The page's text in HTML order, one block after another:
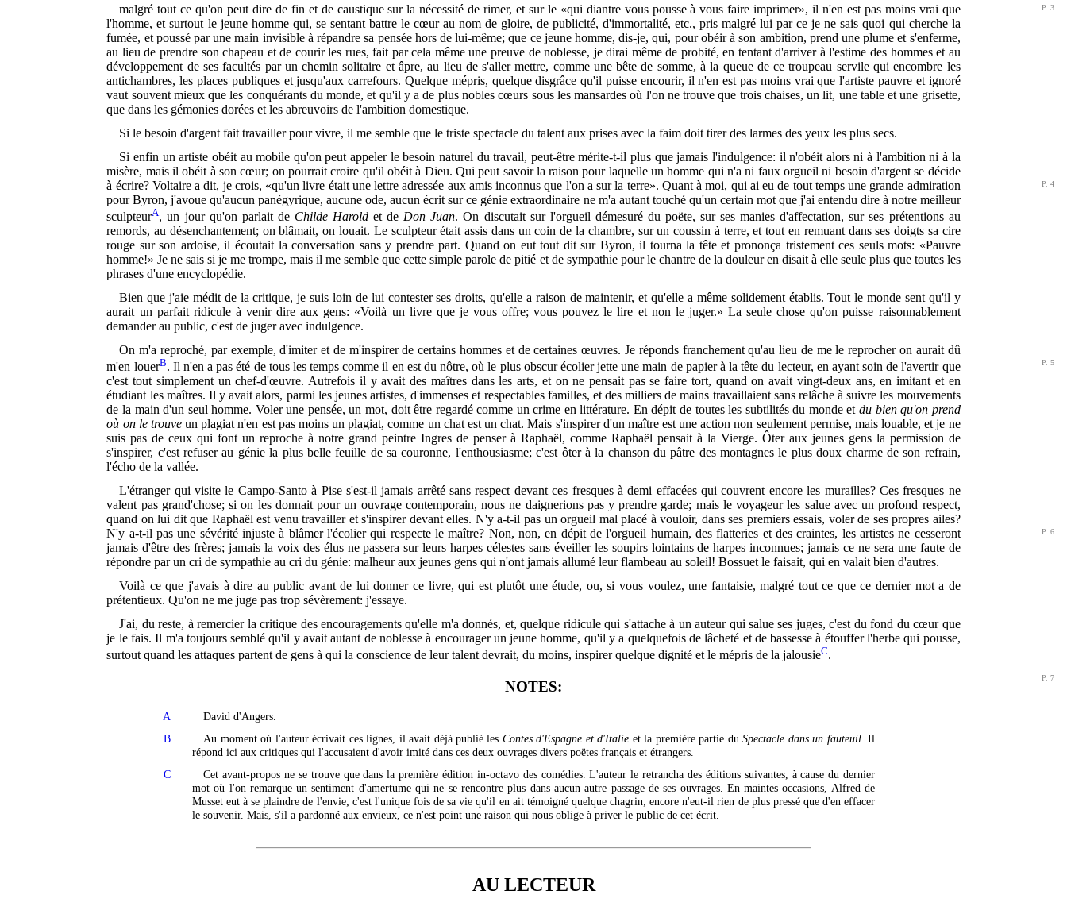
malgré tout ce qu'on peut dire de fin et de caustique sur la nécessité de rimer, et sur le «qui diantre vous pousse à
P. 3
vous faire imprimer», il n'en est pas moins vrai que
l'homme, et surtout le jeune homme qui, se sentant battre le cœur au nom de gloire, de publicité, d'immortalité, etc., pris malgré lui par ce je ne sais quoi qui cherche la
fumée, et poussé par une main invisible à répandre sa pensée hors de lui-même; que ce jeune homme, dis-je, qui, pour obéir à son ambition, prend une plume et s'enferme,
au lieu de prendre son chapeau et de courir les rues, fait par cela même une preuve de noblesse, je dirai même de probité, en tentant d'arriver à l'estime des hommes et au
développement de ses facultés par un chemin solitaire et âpre, au lieu de s'aller mettre, comme une bête de somme, à la queue de ce troupeau servile qui encombre les
antichambres, les places publiques et jusqu'aux carrefours. Quelque mépris, quelque disgrâce qu'il puisse encourir, il n'en est pas moins vrai que l'artiste pauvre et ignoré
vaut souvent mieux que les conquérants du monde, et qu'il y a de plus nobles cœurs sous les mansardes où l'on ne trouve que trois chaises, un lit, une table et une grisette,
que dans les gémonies dorées et les abreuvoirs de l'ambition domestique.
Si le besoin d'argent fait travailler pour vivre, il me semble que le triste spectacle du talent aux prises avec la faim doit tirer des larmes des yeux les plus secs.
Si enfin un artiste obéit au mobile qu'on peut appeler le besoin naturel du travail, peut-être mérite-t-il plus que jamais l'indulgence: il n'obéit alors ni à l'ambition ni à la
misère, mais il obéit à son cœur; on pourrait croire qu'il obéit à Dieu. Qui peut savoir la raison pour laquelle un homme qui n'a ni faux orgueil ni besoin d'argent se décide
à écrire? Voltaire a dit, je crois, «qu'un livre était une lettre adressée aux amis inconnus que l'on a sur la terre». Quant à moi, qui ai eu de tout temps une grande admira
P. 4
tion
pour Byron, j'avoue qu'aucun panégyrique, aucune ode, aucun écrit sur ce génie extraordinaire ne m'a autant touché qu'un certain mot que j'ai entendu dire à notre meilleur
sculpteurA, un jour qu'on parlait de Childe Harold et de Don Juan. On discutait sur l'orgueil démesuré du poëte, sur ses manies d'affectation, sur ses prétentions au
remords, au désenchantement; on blâmait, on louait. Le sculpteur était assis dans un coin de la chambre, sur un coussin à terre, et tout en remuant dans ses doigts sa cire
rouge sur son ardoise, il écoutait la conversation sans y prendre part. Quand on eut tout dit sur Byron, il tourna la tête et prononça tristement ces seuls mots: «Pauvre
homme!» Je ne sais si je me trompe, mais il me semble que cette simple parole de pitié et de sympathie pour le chantre de la douleur en disait à elle seule plus que toutes les
phrases d'une encyclopédie.
Bien que j'aie médit de la critique, je suis loin de lui contester ses droits, qu'elle a raison de maintenir, et qu'elle a même solidement établis. Tout le monde sent qu'il y
aurait un parfait ridicule à venir dire aux gens: «Voilà un livre que je vous offre; vous pouvez le lire et non le juger.» La seule chose qu'on puisse raisonnablement
demander au public, c'est de juger avec indulgence.
On m'a reproché, par exemple, d'imiter et de m'inspirer de certains hommes et de certaines œuvres. Je réponds franchement qu'au lieu de me le reprocher on aurait dû
m'en louerB. Il n'en a pas été de tous les temps comme il P. 5
en est du nôtre, où le plus obscur écolier jette une main de papier à la tête du lecteur, en ayant soin de l'avertir que
c'est tout simplement un chef-d'œuvre. Autrefois il y avait des maîtres dans les arts, et on ne pensait pas se faire tort, quand on avait vingt-deux ans, en imitant et en
étudiant les maîtres. Il y avait alors, parmi les jeunes artistes, d'immenses et respectables familles, et des milliers de mains travaillaient sans relâche à suivre les mouvements
de la main d'un seul homme. Voler une pensée, un mot, doit être regardé comme un crime en littérature. En dépit de toutes les subtilités du monde et du bien qu'on prend
où on le trouveun plagiat n'en est pas moins un plagiat, comme un chat est un chat. Mais s'inspirer d'un maître est une action non seulement permise, mais louable, et je ne
suis pas de ceux qui font un reproche à notre grand peintre Ingres de penser à Raphaël, comme Raphaël pensait à la Vierge. Ôter aux jeunes gens la permission de
s'inspirer, c'est refuser au génie la plus belle feuille de sa couronne, l'enthousiasme; c'est ôter à la chanson du pâtre des montagnes le plus doux charme de son refrain,
l'écho de la vallée.
L'étranger qui visite le Campo-Santo à Pise s'est-il jamais arrêté sans respect devant ces fresques à demi effacées qui couvrent encore les murailles? Ces fresques ne
valent pas grand'chose; si on les donnait pour un ouvrage contemporain, nous ne daignerions pas y prendre garde; mais le voyageur les salue avec un profond respect,
quand on lui dit que Raphaël est venu travailler et s'inspirer devant elles. N'y a-t-il pas un orgueil mal placé à vouloir, dans ses premiers essais, voler de ses propres ailes?
N'y a-t-il pas une sévérité injuste à blâmer l'écolier qui respecte le maître? Non, non, en dépit de l'orgueil humain,
P. 6
des flatteries et des craintes, les artistes ne cesseront
jamais d'être des frères; jamais la voix des élus ne passera sur leurs harpes célestes sans éveiller les soupirs lointains de harpes inconnues; jamais ce ne sera une faute de
répondre par un cri de sympathie au cri du génie: malheur aux jeunes gens qui n'ont jamais allumé leur flambeau au soleil! Bossuet le faisait, qui en valait bien d'autres.
Voilà ce que j'avais à dire au public avant de lui donner ce livre, qui est plutôt une étude, ou, si vous voulez, une fantaisie, malgré tout ce que ce dernier mot a de
prétentieux. Qu'on ne me juge pas trop sévèrement: j'essaye.
J'ai, du reste, à remercier la critique des encouragements qu'elle m'a donnés, et, quelque ridicule qui s'attache à un auteur qui salue ses juges, c'est du fond du cœur que
je le fais. Il m'a toujours semblé qu'il y avait autant de noblesse à encourager un jeune homme, qu'il y a quelquefois de lâcheté et de bassesse à étouffer l'herbe qui pousse,
surtout quand les attaques partent de gens à qui la conscience de leur talent devrait, du moins, inspirer quelque dignité et le mépris de la jalousieC.
P. 7
NOTES:
A
David d'Angers.
B
Au moment où l'auteur écrivait ces lignes, il avait déjà publié les Contes d'Espagne et d'Italie et la première partie duSpectacle dans un fauteuil. Il
répond ici aux critiques qui l'accusaient d'avoir imité dans ces deux ouvrages divers poëtes français et étrangers.
C
Cet avant-propos ne se trouve que dans la première édition in-octavo des comédies. L'auteur le retrancha des éditions suivantes, à cause du dernier
mot où l'on remarque un sentiment d'amertume qui ne se rencontre plus dans aucun autre passage de ses ouvrages. En maintes occasions, Alfred de
Musset eut à se plaindre de l'envie; c'est l'unique fois de sa vie qu'il en ait témoigné quelque chagrin; encore n'eut-il rien de plus pressé que d'en effacer
le souvenir. Mais, s'il a pardonné aux envieux, ce n'est point une raison qui nous oblige à priver le public de cet écrit.
AU LECTEUR